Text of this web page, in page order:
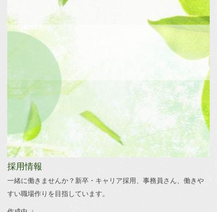
採用情報
一緒に働きませんか？新卒・キャリア採用、事務員さん、働きや
すい職場作りを目指しています。
LINEでお友達登録
処方箋の画像送信でお薬受取
が可能！